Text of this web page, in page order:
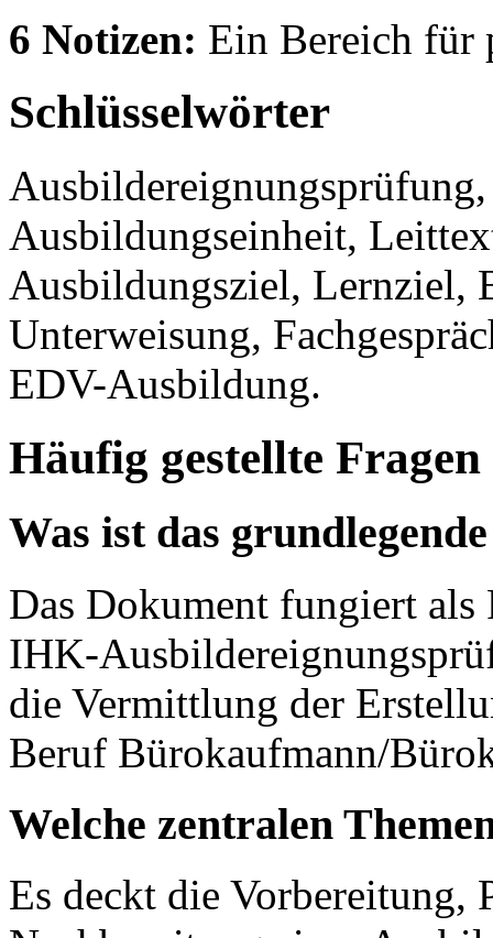
6 Notizen: Ein Bereich für
Schlüsselwörter
Ausbildungseinheit,
Ausbildungsziel, Lernziel,
Unterweisung,
EDV-Ausbildung.
Häufig gestellte Fragen
Was ist das
Das Dokument fungiert als
IHK-
die Vermittlung der
Beruf Bürokaufmann/
Welche zentralen
Es deckt die Vorbereitung,